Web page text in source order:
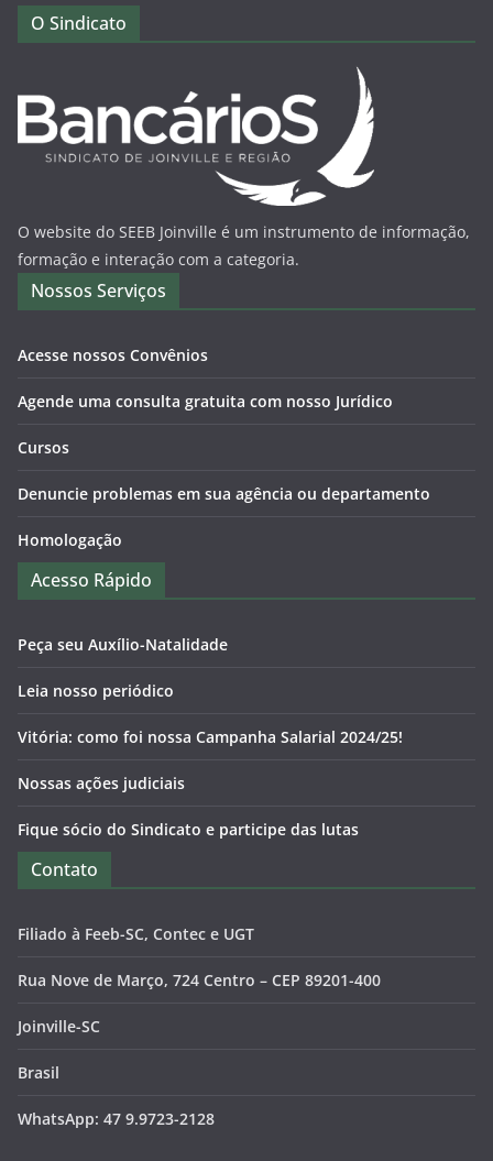
O Sindicato
O website do SEEB Joinville é um instrumento de informação,
formação e interação com a categoria.
Nossos Serviços
Acesse nossos Convênios
Agende uma consulta gratuita com nosso Jurídico
Cursos
Denuncie problemas em sua agência ou departamento
Homologação
Acesso Rápido
Peça seu Auxílio-Natalidade
Leia nosso periódico
Vitória: como foi nossa Campanha Salarial 2024/25!
Nossas ações judiciais
Fique sócio do Sindicato e participe das lutas
Contato
Filiado à Feeb-SC, Contec e UGT
Rua Nove de Março, 724 Centro – CEP 89201-400
Joinville-SC
Brasil
WhatsApp: 47 9.9723-2128